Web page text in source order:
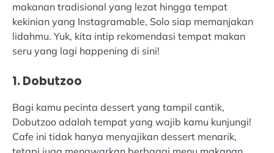
makanan tradisional yang lezat hingga tempat
kekinian yang Instagramable, Solo siap memanjakan
lidahmu. Yuk, kita intip rekomendasi tempat makan
seru yang lagi happening di sini!
1. Dobutzoo
Bagi kamu pecinta dessert yang tampil cantik,
Dobutzoo adalah tempat yang wajib kamu kunjungi!
Cafe ini tidak hanya menyajikan dessert menarik,